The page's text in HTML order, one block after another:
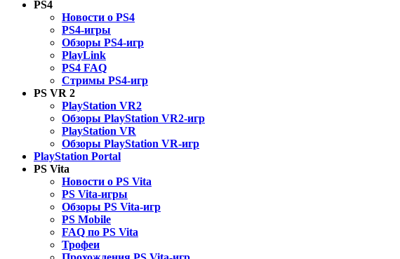
PS4
Новости о PS4
PS4-игры
Обзоры PS4-игр
PlayLink
PS4 FAQ
Стримы PS4-игр
PS VR 2
PlayStation VR2
Обзоры PlayStation VR2-игр
PlayStation VR
Обзоры PlayStation VR-игр
PlayStation Portal
PS Vita
Новости о PS Vita
PS Vita-игры
Обзоры PS Vita-игр
PS Mobile
FAQ по PS Vita
Трофеи